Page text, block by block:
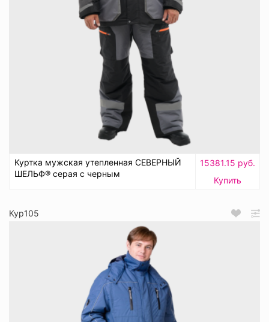
Куртка мужская утепленная СЕВЕРНЫЙ
ШЕЛЬФ® серая с черным
15381.15 руб.
Купить
Кур105